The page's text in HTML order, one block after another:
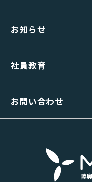
お知らせ
社員教育
お問い合わせ